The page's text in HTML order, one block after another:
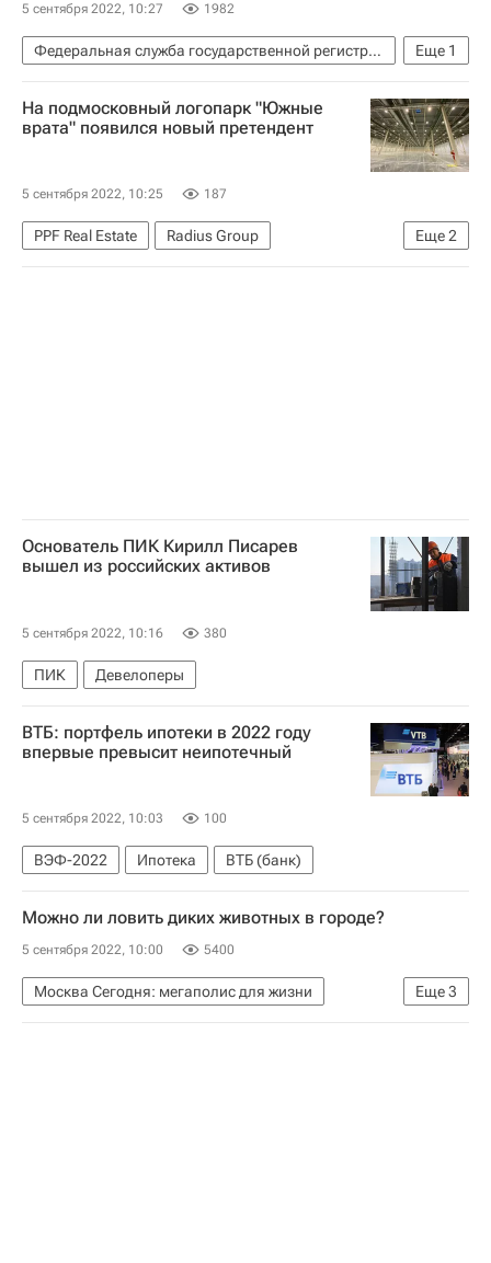
5 сентября 2022, 10:27 1982
Еще 1
Федеральная служба государственной регистрации, кадастра и картографии (Росреестр)
ВЭФ-2022
На подмосковный логопарк "Южные
врата" появился новый претендент
5 сентября 2022, 10:25 187
Еще2
PPF Real Estate
Radius Group
Коммерческая недвижимость
Основатель ПИК Кирилл Писарев
вышел из российских активов
5 сентября 2022, 10:16 380
ПИК Девелоперы
ВТБ: портфель ипотеки в 2022 году
впервые превысит неипотечный
5 сентября 2022, 10:03 100
ВЭФ-2022 Ипотека ВТБ (банк)
Можно ли ловить диких животных в городе?
5 сентября 2022, 10:00 5400
Еще3
Москва Сегодня: мегаполис для жизни
Другое - Вопрос-ответ - Полезное